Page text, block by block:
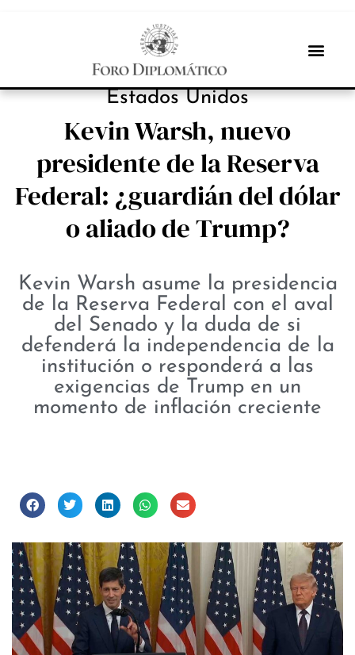
NOTICIAS
Estados Unidos
Kevin Warsh, nuevo
presidente de la Reserva
Federal: ¿guardián del dólar
o aliado de Trump?
Kevin Warsh asume la presidencia
de la Reserva Federal con el aval
del Senado y la duda de si
defenderá la independencia de la
institución o responderá a las
exigencias de Trump en un
momento de inflación creciente